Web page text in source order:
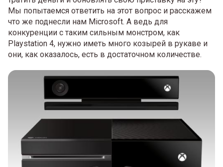
Мы попытаемся ответить на этот вопрос и расскажем
что же поднесли нам Microsoft. А ведь для
конкуренции с таким сильным монстром, как
Playstation 4, нужно иметь много козырей в рукаве и
они, как оказалось, есть в достаточном количестве.